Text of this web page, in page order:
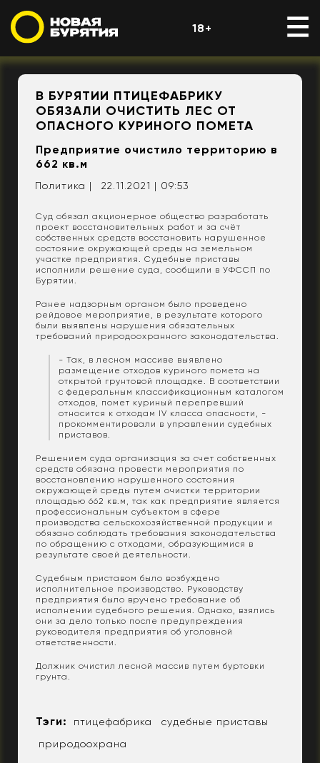
18+
В БУРЯТИИ ПТИЦЕФАБРИКУ
ОБЯЗАЛИ ОЧИСТИТЬ ЛЕС ОТ
ОПАСНОГО КУРИНОГО ПОМЕТА
Предприятие очистило территорию в
662 кв.м
Политика | 22.11.2021 | 09:53
Суд обязал акционерное общество разработать
проект восстановительных работ и за счёт
собственных средств восстановить нарушенное
состояние окружающей среды на земельном
участке предприятия. Судебные приставы
исполнили решение суда, сообщили в УФССП по
Бурятии.
Ранее надзорным органом было проведено
рейдовое мероприятие, в результате которого
были выявлены нарушения обязательных
требований природоохранного законодательства.
- Так, в лесном массиве выявлено
размещение отходов куриного помета на
открытой грунтовой площадке. В соответствии
с федеральным классификационным каталогом
отходов, помет куриный перепревший
относится к отходам IV класса опасности, -
прокомментировали в управлении судебных
приставов.
Решением суда организация за счет собственных
средств обязана провести мероприятия по
восстановлению нарушенного состояния
окружающей среды путем очистки территории
площадью 662 кв.м, так как предприятие является
профессиональным субъектом в сфере
производства сельскохозяйственной продукции и
обязано соблюдать требования законодательства
по обращению с отходами, образующимися в
результате своей деятельности.
Судебным приставом было возбуждено
исполнительное производство. Руководству
предприятия было вручено требование об
исполнении судебного решения. Однако, взялись
они за дело только после предупреждения
руководителя предприятия об уголовной
ответственности.
Должник очистил лесной массив путем буртовки
грунта.
Тэги: птицефабрика
судебные приставы
природоохрана